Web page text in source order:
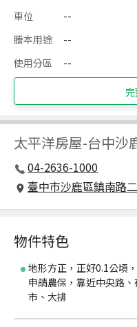
車位
--
謄本用途
--
使用分區
--
太平洋房屋-台中沙
04-2636-1000
臺中市沙鹿區鎮南路
物件特色
地形方正，正好0.1公頃
申請農保，靠近中央路、
市、大排